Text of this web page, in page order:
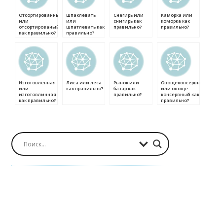
Отсортированный
или
отсортированый
как правильно?
Шпаклевать
или
шпатлевать как
правильно?
Снегирь или
снигирь как
правильно?
Каморка или
коморка как
правильно?
Изготовленная
или
изготовлинная
как правильно?
Лиса или леса
как правильно?
Рынок или
базар как
правильно?
Овощеконсервный
или овоще
консервный как
правильно?